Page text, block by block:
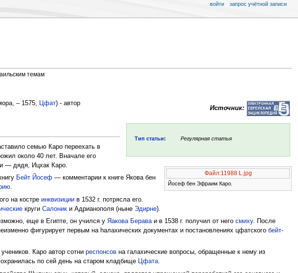
темам
Источник:
Тип статьи: Регулярная статья
Файл:11988 L.jpg
Йосеф бен Эфраим Каро.
– 1575, Цфат) - автор
семью Каро переехать в
около 40 лет. Вначале его
— дядя, Ицхак Каро.
Бейт Йосеф — комментарии к книге Якова бен
.
на костреинквизиции в 1532 г. потрясла его.
кругиСалоник и Адрианополя (ныне Эдирне).
еще в Египте, он учился уЯакова Бераваи в 1538 г. получил от негосмиху. После
фигурирует первым на hалахических документах и постановлениях цфатскогобейт-
Каро автор сотниреспонсов на галахические вопросы, обращенные к нему из
по сей день на старом кладбище Цфата.
войти запрос учётной записи